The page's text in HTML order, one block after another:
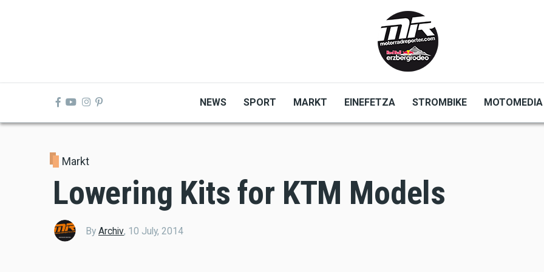
NEWS SPORT MARKT EINEFETZA STROMBIKE MOTOMEDIA
Markt
Lowering Kits for KTM Models
By Archiv, 10 July, 2014